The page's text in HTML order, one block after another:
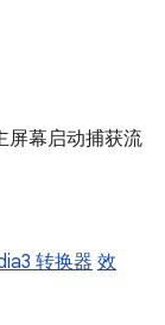
屏幕启动捕获流
转换器 效